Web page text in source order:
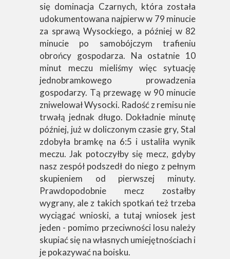
się dominacja Czarnych, która została
udokumentowana najpierw w 79 minucie
za sprawą Wysockiego, a później w 82
minucie po samobójczym trafieniu
obrońcy gospodarza. Na ostatnie 10
minut meczu mieliśmy więc sytuację
jednobramkowego prowadzenia
gospodarzy. Tą przewagę w 90 minucie
zniwelował Wysocki. Radość z remisu nie
trwałą jednak długo. Dokładnie minutę
później, już w doliczonym czasie gry, Stal
zdobyła bramkę na 6:5 i ustaliła wynik
meczu. Jak potoczyłby się mecz, gdyby
nasz zespół podszedł do niego z pełnym
skupieniem od pierwszej minuty.
Prawdopodobnie mecz zostałby
wygrany, ale z takich spotkań też trzeba
wyciągać wnioski, a tutaj wniosek jest
jeden - pomimo przeciwności losu należy
skupiać się na własnych umiejętnościach i
je pokazywać na boisku.